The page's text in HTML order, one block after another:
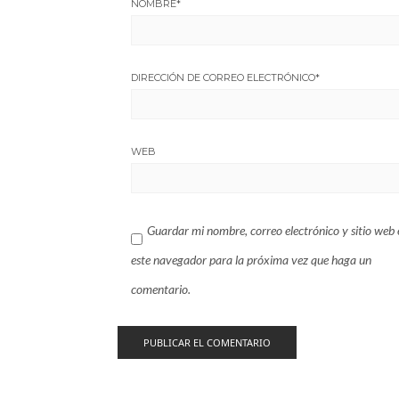
NOMBRE*
DIRECCIÓN DE CORREO ELECTRÓNICO*
WEB
Guardar mi nombre, correo electrónico y sitio web
este navegador para la próxima vez que haga un
comentario.